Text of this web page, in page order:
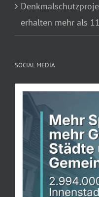
erhalten mehr als
SOCIAL MEDIA